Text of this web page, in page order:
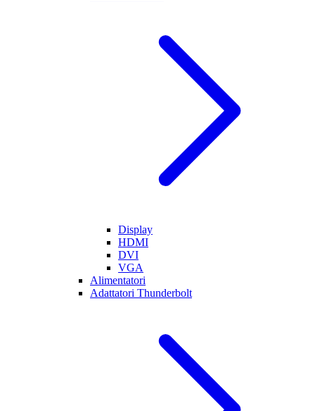
Display
HDMI
DVI
VGA
Alimentatori
Adattatori Thunderbolt